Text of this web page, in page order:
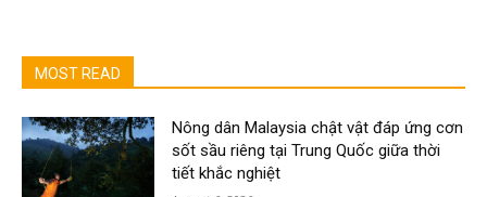
MOST READ
Nông dân Malaysia chật vật đáp ứng cơn
sốt sầu riêng tại Trung Quốc giữa thời
tiết khắc nghiệt